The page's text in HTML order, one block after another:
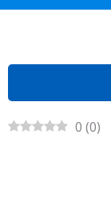
0 (0)